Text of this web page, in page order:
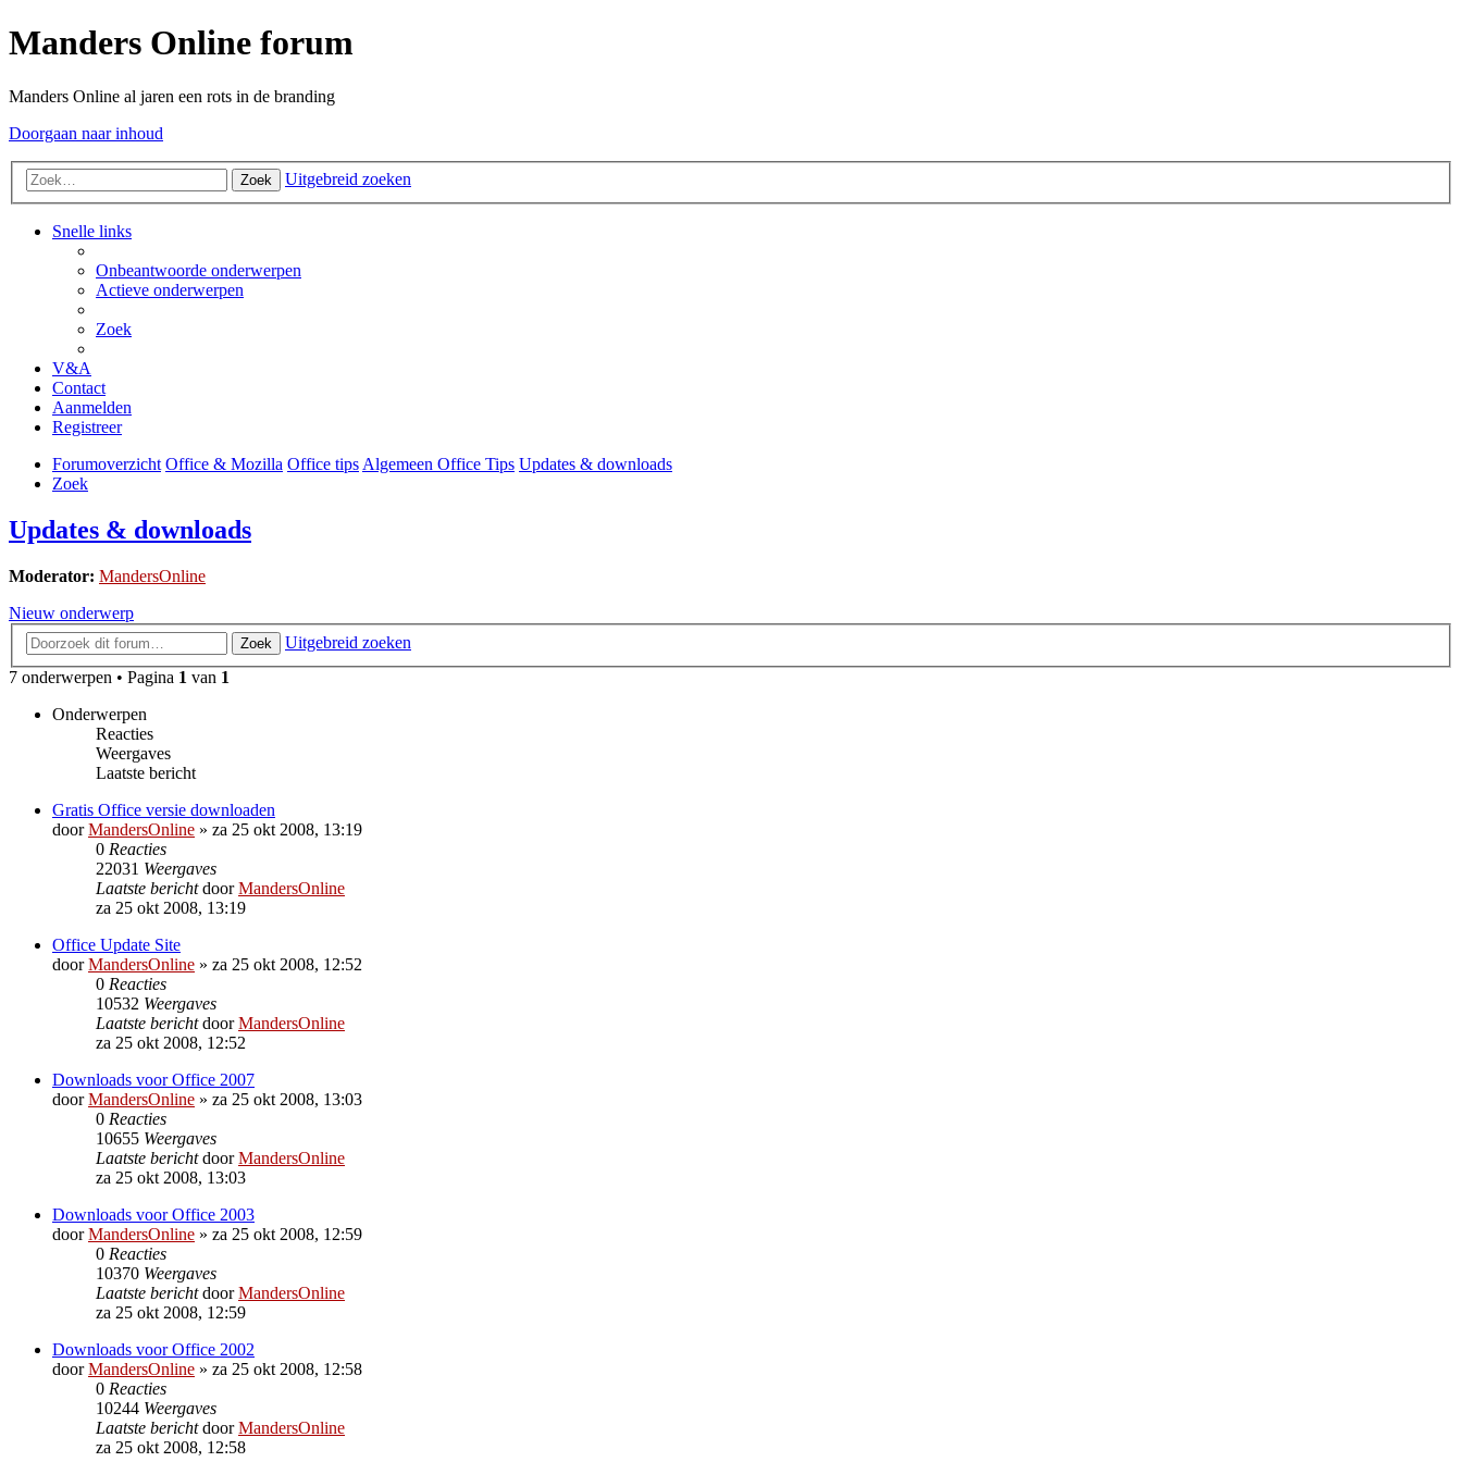
Manders Online forum
Manders Online al jaren een rots in de branding
Doorgaan naar inhoud
Zoek Uitgebreid zoeken
Snelle links
Onbeantwoorde onderwerpen
Actieve onderwerpen
Zoek
V&A
Contact
Aanmelden
Registreer
Forumoverzicht Office & Mozilla Office tipsAlgemeen Office Tips Updates & downloads
Zoek
Updates & downloads
Moderator: MandersOnline
Nieuw onderwerp
Zoek
Uitgebreid zoeken
7 onderwerpen • Pagina 1 van 1
Onderwerpen
Reacties
Weergaves
Laatste bericht
Gratis Office versie downloaden
doorMandersOnline » za 25 okt 2008, 13:19
0 Reacties
22031 Weergaves
Laatste berichtdoorMandersOnline
za 25 okt 2008, 13:19
Office Update Site
doorMandersOnline » za 25 okt 2008, 12:52
0 Reacties
10532 Weergaves
Laatste berichtdoorMandersOnline
za 25 okt 2008, 12:52
Downloads voor Office 2007
doorMandersOnline » za 25 okt 2008, 13:03
0 Reacties
10655 Weergaves
Laatste berichtdoorMandersOnline
za 25 okt 2008, 13:03
Downloads voor Office 2003
doorMandersOnline » za 25 okt 2008, 12:59
0 Reacties
10370 Weergaves
Laatste berichtdoorMandersOnline
za 25 okt 2008, 12:59
Downloads voor Office 2002
doorMandersOnline » za 25 okt 2008, 12:58
0 Reacties
10244 Weergaves
Laatste berichtdoorMandersOnline
za 25 okt 2008, 12:58